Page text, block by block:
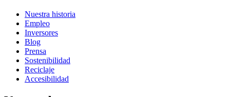
Nuestra historia
Empleo
Inversores
Blog
Prensa
Sostenibilidad
Reciclaje
Accesibilidad